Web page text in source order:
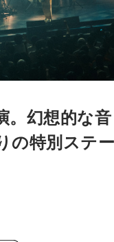
。幻想的な音
の特別ステ